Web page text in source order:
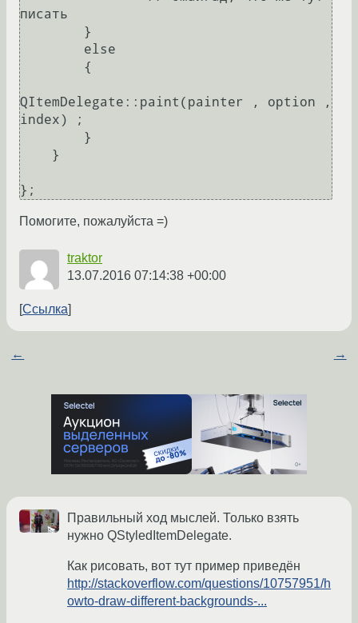
писать
QItemDelegate::paint(painter , option ,
index) ;
Помогите, пожалуйста =)
traktor
13.07.2016 07:14:38 +00:00
Ссылка
← →
Правильный ход мыслей. Только взять
нужно QStyledItemDelegate.
Как рисовать, вот тут пример приведён
http://stackoverflow.com/questions/10757951/h
owto-draw-different-backgrounds-...